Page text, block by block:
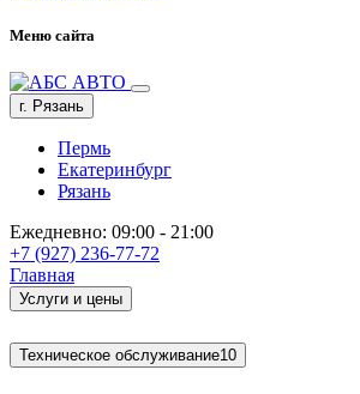
Меню сайта
г. Рязань
Пермь
Екатеринбург
Рязань
Ежедневно: 09:00 - 21:00
+7 (927) 236-77-72
Главная
Услуги и цены
Техническое обслуживание10